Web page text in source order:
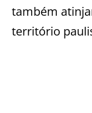
também
território